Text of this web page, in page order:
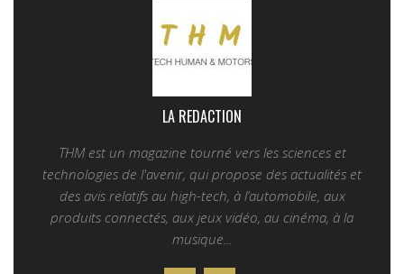
LA REDACTION
THM est un magazine tourné vers les sciences et
technologies de l'avenir, qui propose des actualités et
des avis relatifs au high-tech, à l’automobile, aux
produits connectés, aux jeux vidéo, au cinéma, à la
musique...